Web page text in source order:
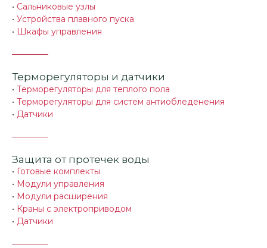
• Сальниковые узлы
• Устройства плавного пуска
• Шкафы управления
Терморегуляторы и датчики
• Терморегуляторы для теплого пола
• Терморегуляторы для систем антиобледенения
• Датчики
Защита от протечек воды
• Готовые комплекты
• Модули управления
• Модули расширения
• Краны с электроприводом
• Датчики